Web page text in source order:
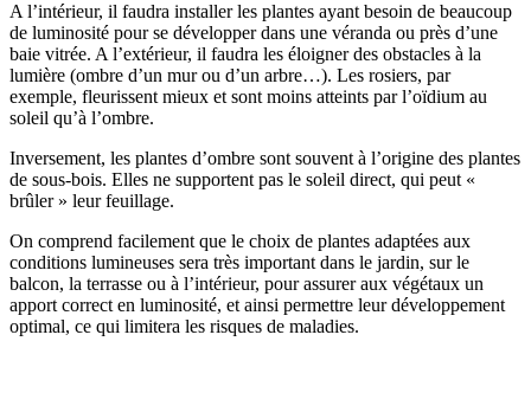
A l’intérieur, il faudra installer les plantes ayant besoin de beaucoup
de luminosité pour se développer dans une véranda ou près d’une
baie vitrée. A l’extérieur, il faudra les éloigner des obstacles à la
lumière (ombre d’un mur ou d’un arbre…). Les rosiers, par
exemple, fleurissent mieux et sont moins atteints par l’oïdium au
soleil qu’à l’ombre.
Inversement, les plantes d’ombre sont souvent à l’origine des plantes
de sous-bois. Elles ne supportent pas le soleil direct, qui peut «
brûler » leur feuillage.
On comprend facilement que le choix de plantes adaptées aux
conditions lumineuses sera très important dans le jardin, sur le
balcon, la terrasse ou à l’intérieur, pour assurer aux végétaux un
apport correct en luminosité, et ainsi permettre leur développement
optimal, ce qui limitera les risques de maladies.